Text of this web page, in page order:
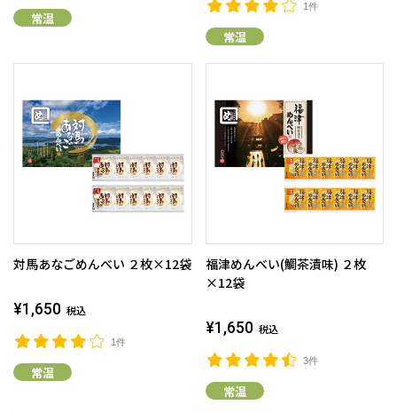
常温
1件
常温
対馬あなごめんべい ２枚×12袋
1件
¥1,650 税込
常温
福津めんべい(鯛茶漬味) ２枚
×12袋
3件
¥1,650 税込
常温